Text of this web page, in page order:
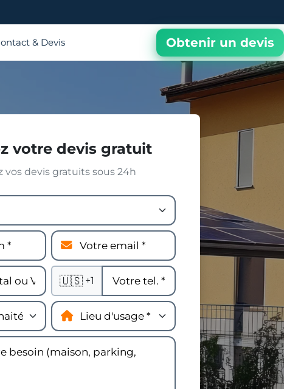
& Devis Obtenir un devis
votre devis gratuit
vos devis gratuits sous 24h
🇺🇸 +1